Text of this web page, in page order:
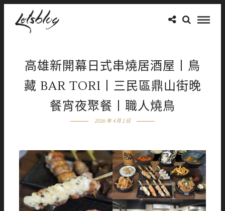
高雄新開幕日式串燒居酒屋丨鳥
藏 BAR TORI丨三民區鼎山街晚
餐宵夜聚餐丨職人燒鳥
2026 年 4 月 2 日